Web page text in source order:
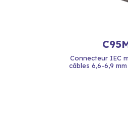
Connecteur IEC
câbles 6,6-6,9